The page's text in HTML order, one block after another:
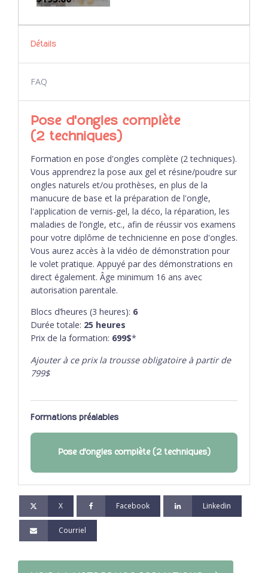
Détails
FAQ
Pose d'ongles complète
(2 techniques)
Formation en pose d'ongles complète (2 techniques).
Vous apprendrez la pose aux gel et résine/poudre sur
ongles naturels et/ou prothèses, en plus de la
manucure de base et la préparation de l'ongle,
l'application de vernis-gel, la déco, la réparation, les
maladies de l’ongle, etc., afin de réussir vos examens
pour votre diplôme de technicienne en pose d'ongles.
Vous aurez accès à la vidéo de démonstration pour
le volet pratique. Appuyé par des démonstrations en
direct également. Âge minimum 16 ans avec
autorisation parentale.
Blocs d’heures (3 heures): 6
Durée totale: 25 heures
Prix de la formation: 699$*
Ajouter à ce prix la trousse obligatoire à partir de
799$
Formations préalables
Pose d'ongles complète (2 techniques)
X Facebook
Courriel
Linkedin